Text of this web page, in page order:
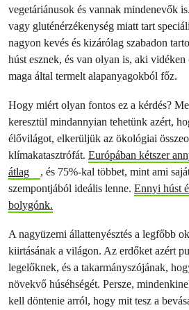
vegetáriánusok és vannak mindenevők
vagy gluténérzékenység miatt tart
nagyon kevés és kizárólag szabadon
húst esznek, és van olyan is, aki vidéken
maga által termelt alapanyagokból főz.
Hogy miért olyan fontos ez a kérdés?
keresztül mindannyian tehetünk azért,
élővilágot, elkerüljük az ökológiai
klímakatasztrófát. Európában kétszer
átlag
, és 75%-kal többet, mint ami
szempontjából ideális lenne. Ennyi húst
bolygónk.
A nagyüzemi állattenyésztés a legfőbb
kiirtásának a világon. Az erdőket azért
legelőknek, és a takarmányszójának,
növekvő húséhségét. Persze,
kell döntenie arról, hogy mit tesz a